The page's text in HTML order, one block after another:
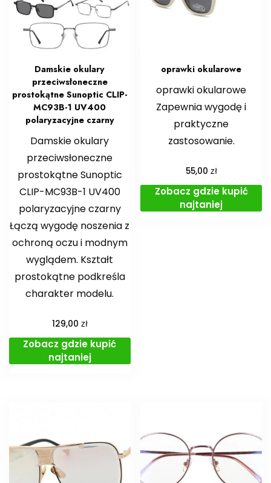
Damskie okulary
przeciwsłoneczne
prostokątne Sunoptic CLIP-
MC93B-1 UV400
polaryzacyjne czarny
Damskie okulary
przeciwsłoneczne
prostokątne Sunoptic
CLIP-MC93B-1 UV400
polaryzacyjne czarny
Łączą wygodę noszenia z
ochroną oczu i modnym
wyglądem. Kształt
prostokątne podkreśla
charakter modelu.
129,00 zł
Zobacz gdzie kupić
najtaniej
oprawki okularowe
oprawki okularowe
Zapewnia wygodę i
praktyczne
zastosowanie.
55,00 zł
Zobacz gdzie kupić
najtaniej